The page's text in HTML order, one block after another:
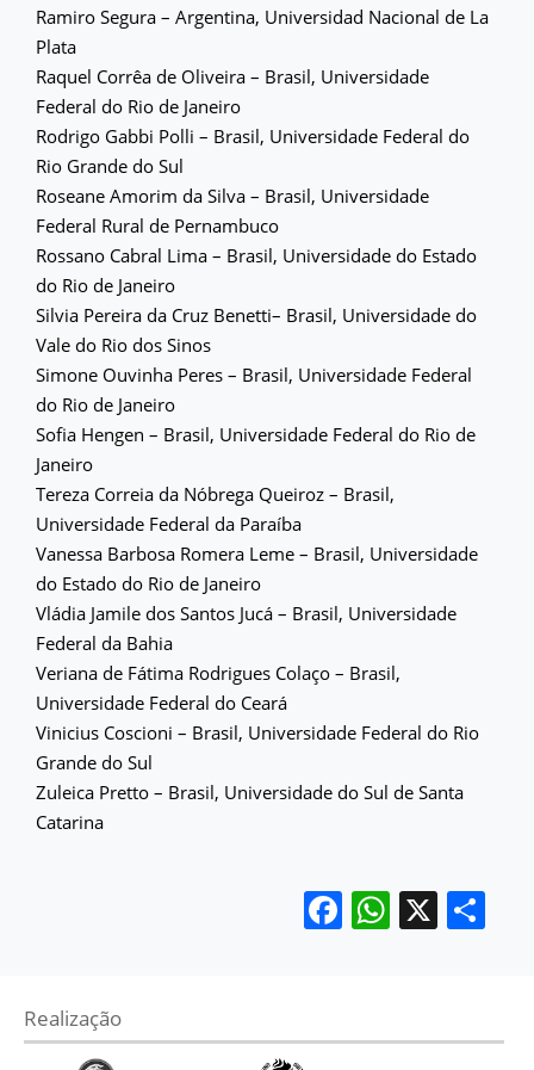
Ramiro Segura – Argentina, Universidad Nacional de La
Plata
Raquel Corrêa de Oliveira – Brasil, Universidade
Federal do Rio de Janeiro
Rodrigo Gabbi Polli – Brasil, Universidade Federal do
Rio Grande do Sul
Roseane Amorim da Silva – Brasil, Universidade
Federal Rural de Pernambuco
Rossano Cabral Lima – Brasil, Universidade do Estado
do Rio de Janeiro
Silvia Pereira da Cruz Benetti– Brasil, Universidade do
Vale do Rio dos Sinos
Simone Ouvinha Peres – Brasil, Universidade Federal
do Rio de Janeiro
Sofia Hengen – Brasil, Universidade Federal do Rio de
Janeiro
Tereza Correia da Nóbrega Queiroz – Brasil,
Universidade Federal da Paraíba
Vanessa Barbosa Romera Leme – Brasil, Universidade
do Estado do Rio de Janeiro
Vládia Jamile dos Santos Jucá – Brasil, Universidade
Federal da Bahia
Veriana de Fátima Rodrigues Colaço – Brasil,
Universidade Federal do Ceará
Vinicius Coscioni – Brasil, Universidade Federal do Rio
Grande do Sul
Zuleica Pretto – Brasil, Universidade do Sul de Santa
Catarina
Facebook
X
Realização